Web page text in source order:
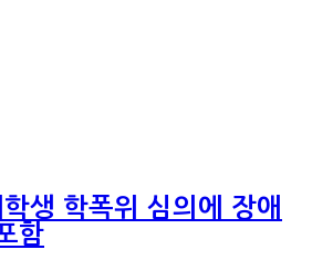
생 학폭위 심의에 장애
함